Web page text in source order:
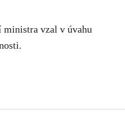
ministra vzal v úvahu